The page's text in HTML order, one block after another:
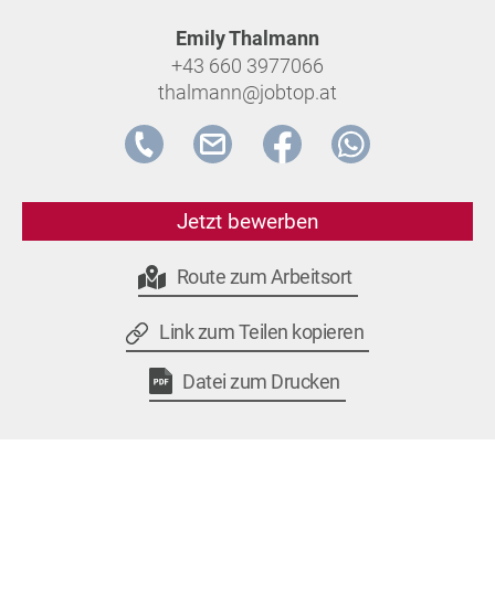
Emily Thalmann
+43 660 3977066
thalmann@jobtop.at
Jetzt bewerben
Route zum Arbeitsort
Link zum Teilen kopieren
Datei zum Drucken